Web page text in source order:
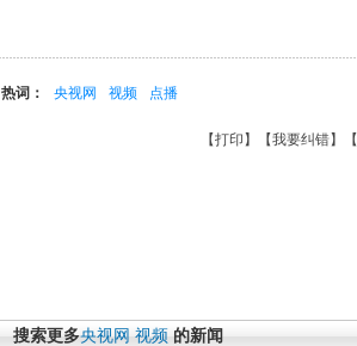
热词： 央视网 视频 点播
【打印 】【我要纠错】【
搜索更多央视网 视频 的新闻